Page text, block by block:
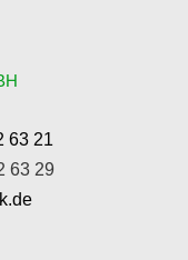
63 21
63 29